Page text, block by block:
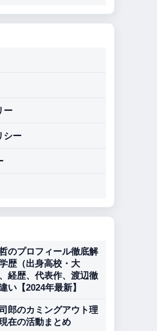
ー
シー
のプロフィール徹底解
歴（出身高校・大
経歴、代表作、渡辺徹
い【2024年最新】
郎のカミングアウト理
在の活動まとめ